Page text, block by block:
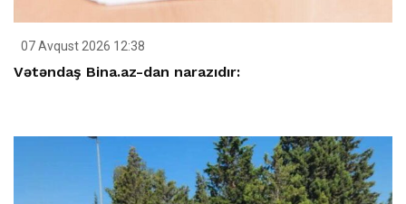
07 Avqust 2026 12:38
Vətəndaş Bina.az-dan narazıdır: